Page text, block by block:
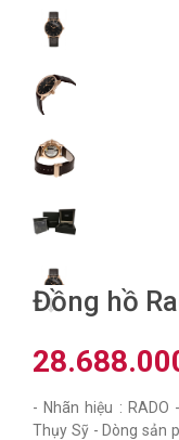
Đồng hồ
- Nhãn hiệu :
Thụy Sỹ - Dòng sản